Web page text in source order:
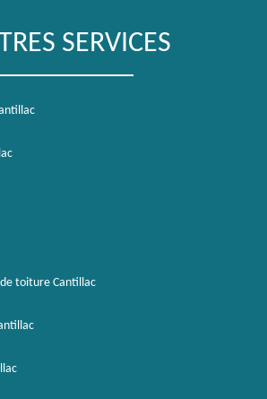
SERVICES
toiture Cantillac